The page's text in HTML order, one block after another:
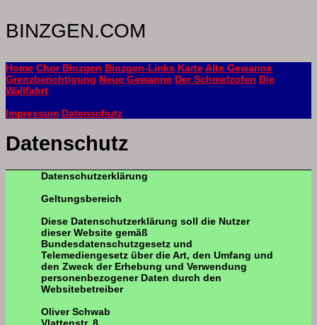
BINZGEN.COM
Home Chor Binzgen Binzgen-Links KarteAlte Gewanne
Grenzberichtigung Neue Gewanne Der Schmelzofen Die
Wallfahrt
Impressum Datenschutz
Datenschutz
Datenschutzerklärung
Geltungsbereich
Diese Datenschutzerklärung soll die Nutzer
dieser Website gemäß
Bundesdatenschutzgesetz und
Telemediengesetz über die Art, den Umfang und
den Zweck der Erhebung und Verwendung
personenbezogener Daten durch den
Websitebetreiber
Oliver Schwab
Vlattenstr. 8